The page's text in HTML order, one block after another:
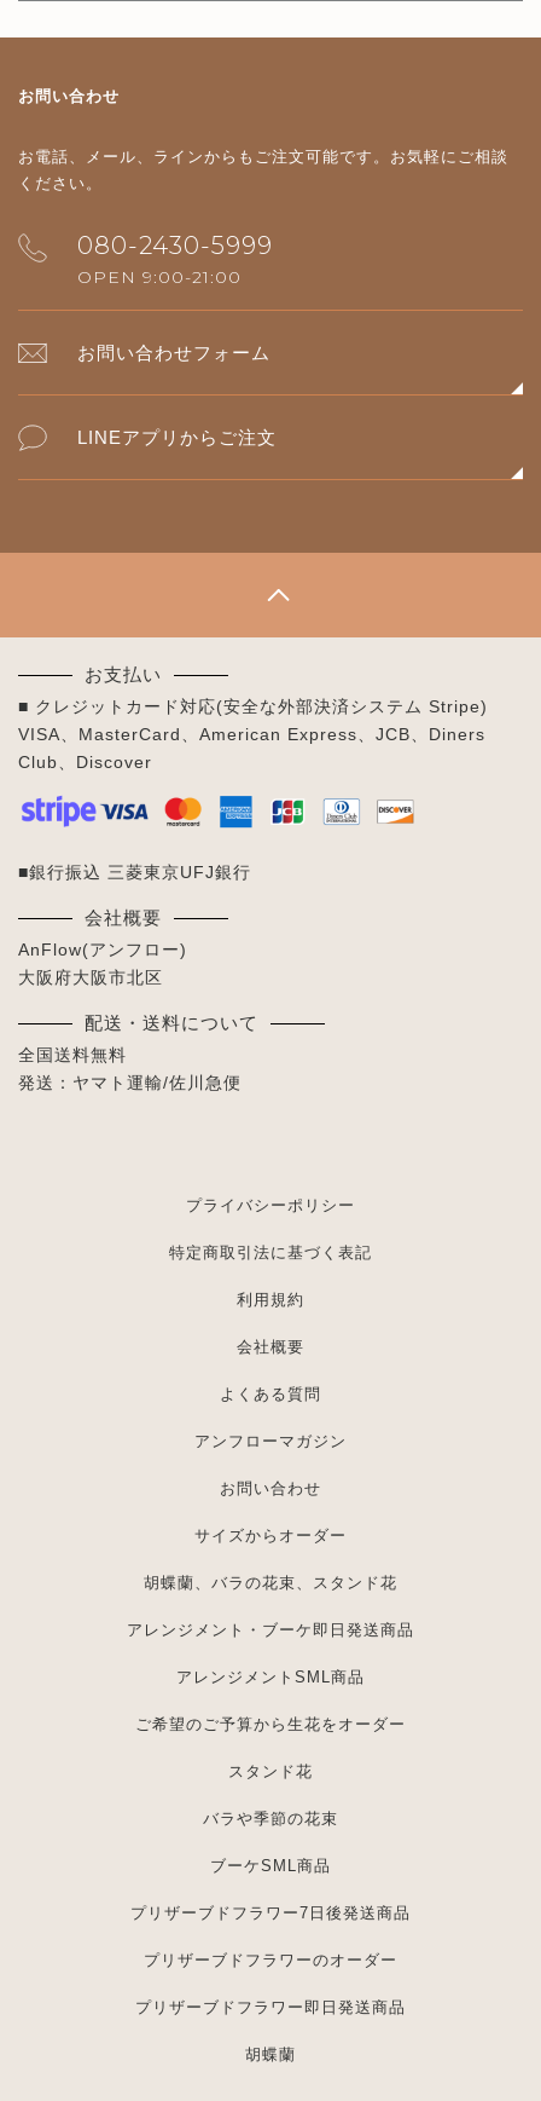
お問い合わせ
お電話、メール、ラインからもご注文可能です。 お気軽にご相談
ください。
080-2430-5999
OPEN 9:00-21:00
お問い合わせフォーム
LINEアプリからご注文
お支払い
■ クレジットカード対応(安全な外部決済システム Stripe)
VISA、MasterCard、American Express、JCB、Diners
Club、Discover
■銀行振込 三菱東京UFJ銀行
会社概要
AnFlow(アンフロー)
大阪府大阪市北区
配送・送料について
全国送料無料
発送：ヤマト運輸/佐川急便
プライバシーポリシー
特定商取引法に基づく表記
利用規約
会社概要
よくある質問
アンフローマガジン
お問い合わせ
サイズからオーダー
胡蝶蘭、バラの花束、スタンド花
アレンジメント・ブーケ即日発送商品
アレンジメントSML商品
ご希望のご予算から生花をオーダー
スタンド花
バラや季節の花束
ブーケSML商品
プリザーブドフラワー7日後発送商品
プリザーブドフラワーのオーダー
プリザーブドフラワー即日発送商品
胡蝶蘭